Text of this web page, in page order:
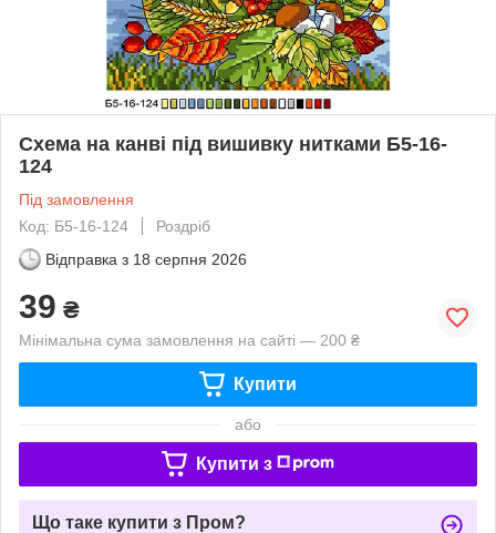
Схема на канві під вишивку нитками Б5-16-
124
Під замовлення
Код: Б5-16-124
Роздріб
Відправка з 18 серпня 2026
39 ₴
Мінімальна сума замовлення на сайті — 200 ₴
Купити
або
Купити з
Що таке купити з Пром?